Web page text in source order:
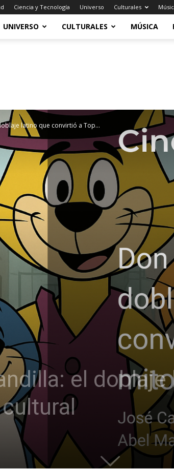
Ciencia y Tecnología Universo Culturales
UNIVERSO CULTURALES MÚSICA
latino que convirtió a Top...
el